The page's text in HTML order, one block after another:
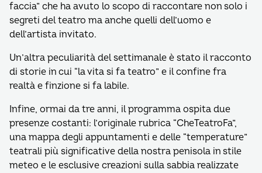
faccia” che ha avuto lo scopo di raccontare non solo i
segreti del teatro ma anche quelli dell’uomo e
dell’artista invitato.
Un’altra peculiarità del settimanale è stato il racconto
di storie in cui “la vita si fa teatro” e il confine fra
realtà e finzione si fa labile.
Infine, ormai da tre anni, il programma ospita due
presenze costanti: l’originale rubrica “CheTeatroFa”,
una mappa degli appuntamenti e delle “temperature”
teatrali più significative della nostra penisola in stile
meteo e le esclusive creazioni sulla sabbia realizzate